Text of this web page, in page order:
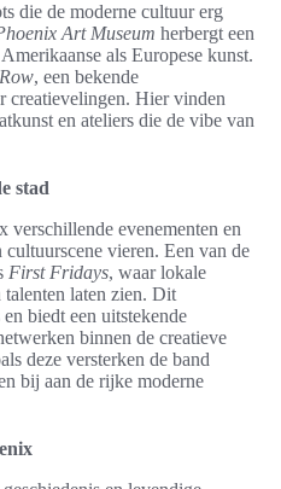
die de moderne cultuur erg
Art Museum herbergt een
als Europese kunst.
, een bekende
creatievelingen. Hier vinden
en ateliers die de vibe van
stad
verschillende evenementen en
vieren. Een van de
First Fridays, waar lokale
talenten laten zien. Dit
biedt een uitstekende
binnen de creatieve
deze versterken de band
bij aan de rijke moderne